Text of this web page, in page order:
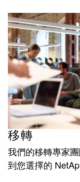
移轉
我們的移轉專家
到您選擇的